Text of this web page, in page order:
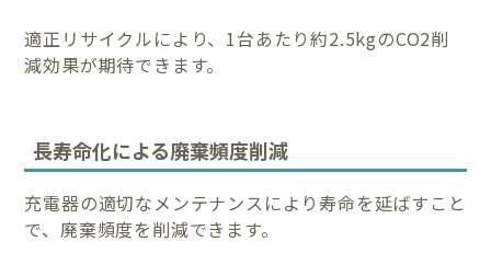
適正リサイクルにより、1台あたり約2.5kgのCO2削
減効果が期待できます。
長寿命化による廃棄頻度削減
充電器の適切なメンテナンスにより寿命を延ばすこと
で、廃棄頻度を削減できます。